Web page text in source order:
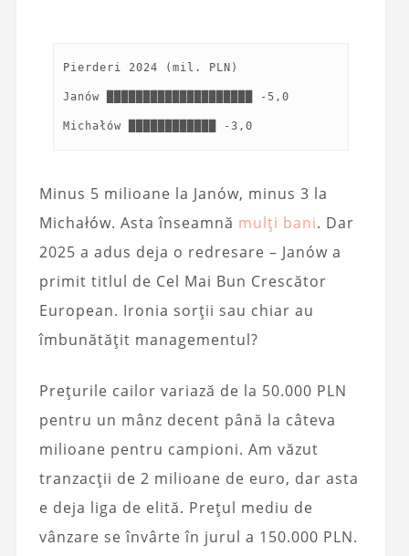
Pierderi 2024 (mil. PLN)
Janów ████████████████████ -5,0
Minus 5 milioane la Janów, minus 3 la
Michałów. Asta înseamnă mulți bani. Dar
2025 a adus deja o redresare – Janów a
primit titlul de Cel Mai Bun Crescător
European. Ironia sorții sau chiar au
îmbunătățit managementul?
Prețurile cailor variază de la 50.000 PLN
pentru un mânz decent până la câteva
milioane pentru campioni. Am văzut
tranzacții de 2 milioane de euro, dar asta
e deja liga de elită. Prețul mediu de
vânzare se învârte în jurul a 150.000 PLN.